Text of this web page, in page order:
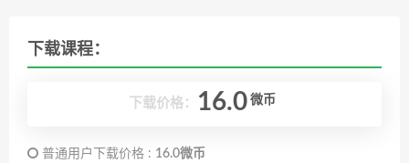
下载课程：
下载价格： 16.0 微币
普通用户下载价格 : 16.0微币